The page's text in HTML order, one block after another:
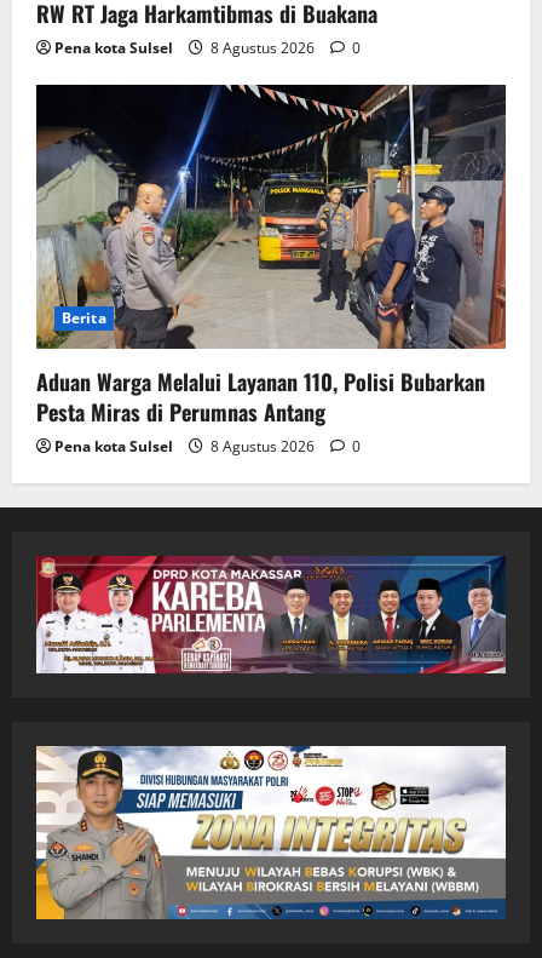
RW RT Jaga Harkamtibmas di Buakana
Pena kota Sulsel 8 Agustus 2026 0
Berita
Aduan Warga Melalui Layanan 110, Polisi Bubarkan
Pesta Miras di Perumnas Antang
Pena kota Sulsel 8 Agustus 2026 0